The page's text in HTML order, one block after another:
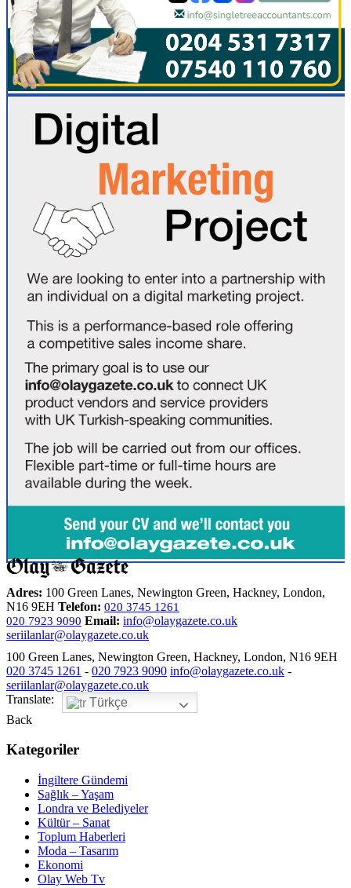
Adres: 100 Green Lanes, Newington Green, Hackney, London,
N16 9EH Telefon: 020 3745 1261
020 7923 9090 Email: info@olaygazete.co.uk
seriilanlar@olaygazete.co.uk
100 Green Lanes, Newington Green, Hackney, London, N16 9EH
020 3745 1261 - 020 7923 9090 info@olaygazete.co.uk -
seriilanlar@olaygazete.co.uk
Translate:
Türkçe
Back
Kategoriler
İngiltere Gündemi
Sağlık – Yaşam
Londra ve Belediyeler
Kültür – Sanat
Toplum Haberleri
Moda – Tasarım
Ekonomi
Olay Web Tv